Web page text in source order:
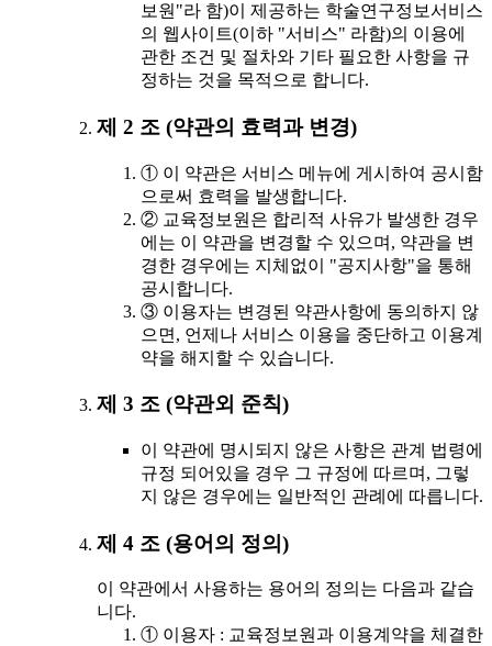
보원"라 함)이 제공하는 학술연구정보서비스
의 웹사이트(이하 "서비스" 라함)의 이용에
관한 조건 및 절차와 기타 필요한 사항을 규
정하는 것을 목적으로 합니다.
제 2 조 (약관의 효력과 변경)
① 이 약관은 서비스 메뉴에 게시하여 공시함
으로써 효력을 발생합니다.
② 교육정보원은 합리적 사유가 발생한 경우
에는 이 약관을 변경할 수 있으며, 약관을 변
경한 경우에는 지체없이 "공지사항"을 통해
공시합니다.
③ 이용자는 변경된 약관사항에 동의하지 않
으면, 언제나 서비스 이용을 중단하고 이용계
약을 해지할 수 있습니다.
제 3 조 (약관외 준칙)
이 약관에 명시되지 않은 사항은 관계 법령에
규정 되어있을 경우 그 규정에 따르며, 그렇
지 않은 경우에는 일반적인 관례에 따릅니다.
제 4 조 (용어의 정의)
이 약관에서 사용하는 용어의 정의는 다음과 같습
니다.
① 이용자 : 교육정보원과 이용계약을 체결한